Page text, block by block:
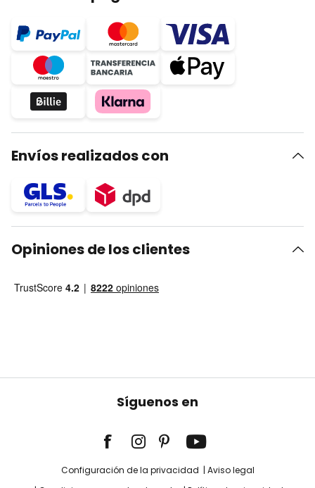
Envíos realizados con
Opiniones de los clientes
Síguenos en
Configuración de la privacidad
Aviso legal